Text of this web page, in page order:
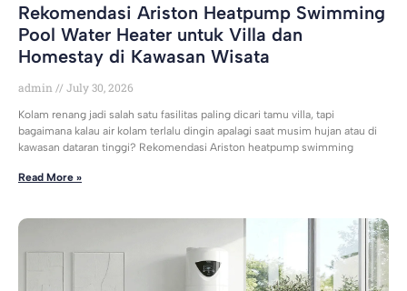
Rekomendasi Ariston Heatpump Swimming
Pool Water Heater untuk Villa dan
Homestay di Kawasan Wisata
admin July 30, 2026
Kolam renang jadi salah satu fasilitas paling dicari tamu villa, tapi
bagaimana kalau air kolam terlalu dingin apalagi saat musim hujan atau di
kawasan dataran tinggi? Rekomendasi Ariston heatpump swimming
Read More »